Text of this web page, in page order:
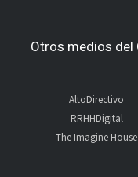
Otros medios del
AltoDirectivo
RRHHDigital
The Imagine House